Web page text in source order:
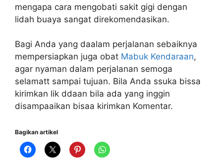
mengapa cara mengobati sakit gigi dengan
lidah buaya sangat direkomendasikan.
Bagi Anda yang daalam perjalanan sebaiknya
mempersiapkan juga obat Mabuk Kendaraan,
agar nyaman dalam perjalanan semoga
selamatt sampai tujuan. Bila Anda ssuka bissa
kirimkan lik ddaan bila ada yang inggin
disampaaikan bisaa kirimkan Komentar.
Bagikan artikel